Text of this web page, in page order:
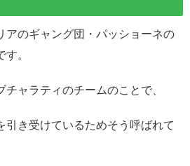
アのギャング団・パッショーネの
。
ャラティのチームのことで、
引き受けているためそう呼ばれて